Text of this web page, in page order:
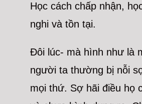
Học cách chấp nhận,
nghi và tồn tại.
Đôi lúc- mà hình như là
người ta thường bị nỗi
mọi thứ. Sợ hãi điều họ